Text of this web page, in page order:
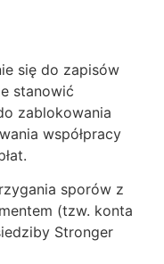
się do zapisów
stanowić
zablokowania
współpracy
sporów z
(tzw. konta
Stronger